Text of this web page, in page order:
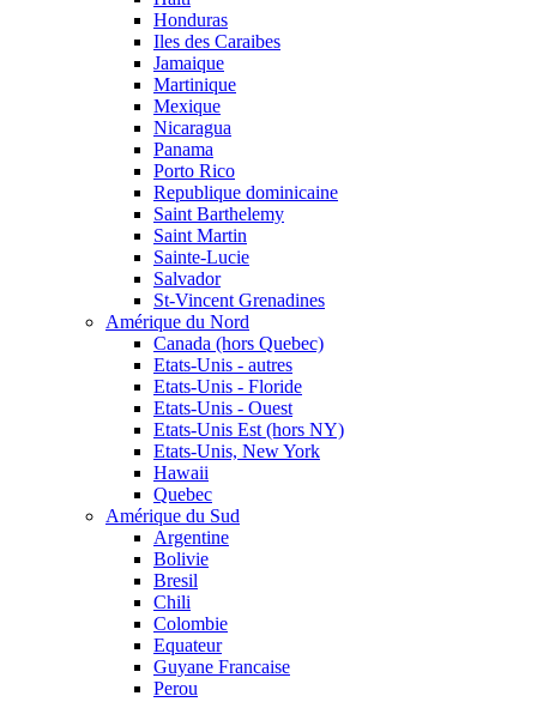
Honduras
Iles des Caraibes
Jamaique
Martinique
Mexique
Nicaragua
Panama
Porto Rico
Republique dominicaine
Saint Barthelemy
Saint Martin
Sainte-Lucie
Salvador
St-Vincent Grenadines
Amérique du Nord
Canada (hors Quebec)
Etats-Unis - autres
Etats-Unis - Floride
Etats-Unis - Ouest
Etats-Unis Est (hors NY)
Etats-Unis, New York
Hawaii
Quebec
Amérique du Sud
Argentine
Bolivie
Bresil
Chili
Colombie
Equateur
Guyane Francaise
Perou